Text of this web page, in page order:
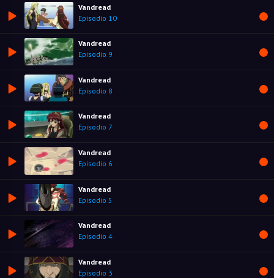
Vandread
Episodio 10
Vandread
Episodio 9
Vandread
Episodio 8
Vandread
Episodio 7
Vandread
Episodio 6
Vandread
Episodio 5
Vandread
Episodio 4
Vandread
Episodio 3